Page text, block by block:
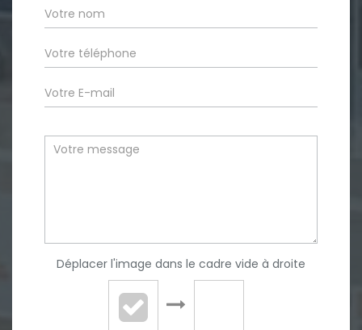
Déplacer l'image dans le cadre vide à droite